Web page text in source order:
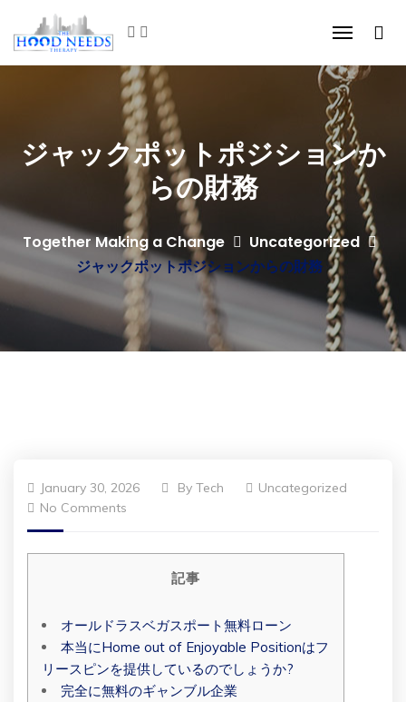
ジャックポットポジションか
らの財務
Together Making a Change
Uncategorized
ジャックポットポジションからの財務
January 30, 2026 By Tech
Uncategorized
No Comments
記事
オールドラスベガスポート無料ローン
本当にHome out of Enjoyable Positionはフ
リースピンを提供しているのでしょうか?
完全に無料のギャンブル企業